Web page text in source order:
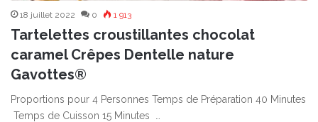
18 juillet 2022 0 1 913
Tartelettes croustillantes chocolat
caramel Crêpes Dentelle nature
Gavottes®
Proportions pour 4 Personnes Temps de Préparation 40 Minutes
Temps de Cuisson 15 Minutes …